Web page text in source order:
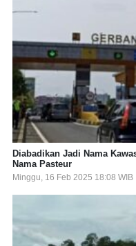
Diabadikan Jadi Nama
Nama Pasteur
Minggu, 16 Feb 2025 18:08 WIB